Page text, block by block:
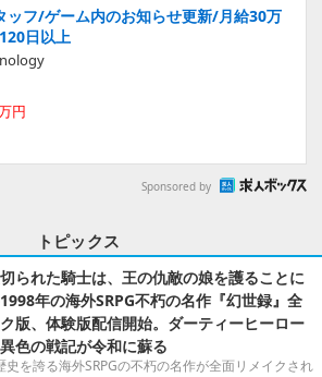
ッフ/ゲーム内のお知らせ更新/月給30万
日以上
円
Sponsored by
トピックス
られた騎士は、王の仇敵の娘を護ることに
年の海外SRPG不朽の名作『幻世録』全
版、体験版配信開始。ダーティーヒーロー
色の戦記が令和に蘇る
史を誇る海外SRPGの不朽の名作が全面リメイクされ